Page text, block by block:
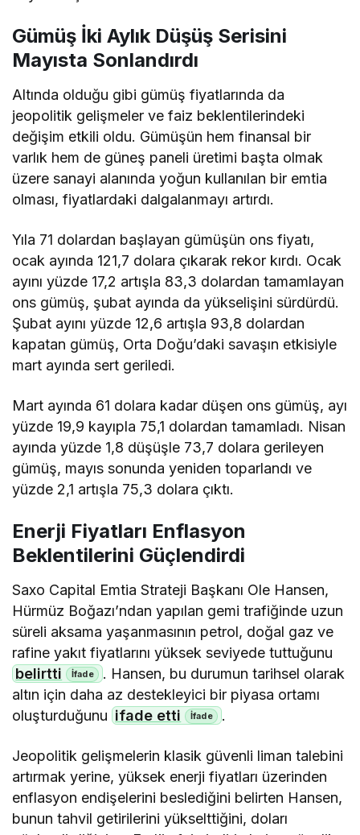
Gümüş İki Aylık Düşüş Serisini
Mayısta Sonlandırdı
Altında olduğu gibi gümüş fiyatlarında da
jeopolitik gelişmeler ve faiz beklentilerindeki
değişim etkili oldu. Gümüşün hem finansal bir
varlık hem de güneş paneli üretimi başta olmak
üzere sanayi alanında yoğun kullanılan bir emtia
olması, fiyatlardaki dalgalanmayı artırdı.
Yıla 71 dolardan başlayan gümüşün ons fiyatı,
ocak ayında 121,7 dolara çıkarak rekor kırdı. Ocak
ayını yüzde 17,2 artışla 83,3 dolardan tamamlayan
ons gümüş, şubat ayında da yükselişini sürdürdü.
Şubat ayını yüzde 12,6 artışla 93,8 dolardan
kapatan gümüş, Orta Doğu’daki savaşın etkisiyle
mart ayında sert geriledi.
Mart ayında 61 dolara kadar düşen ons gümüş, ayı
yüzde 19,9 kayıpla 75,1 dolardan tamamladı. Nisan
ayında yüzde 1,8 düşüşle 73,7 dolara gerileyen
gümüş, mayıs sonunda yeniden toparlandı ve
yüzde 2,1 artışla 75,3 dolara çıktı.
Enerji Fiyatları Enflasyon
Beklentilerini Güçlendirdi
Saxo Capital Emtia Strateji Başkanı Ole Hansen,
Hürmüz Boğazı’ndan yapılan gemi trafiğinde uzun
süreli aksama yaşanmasının petrol, doğal gaz ve
rafine yakıt fiyatlarını yüksek seviyede tuttuğunu
belirtti
. Hansen, bu durumun tarihsel olarak
altın için daha az destekleyici bir piyasa ortamı
oluşturduğunu ifade etti .
Jeopolitik gelişmelerin klasik güvenli liman talebini
artırmak yerine, yüksek enerji fiyatları üzerinden
enflasyon endişelerini beslediğini belirten Hansen,
bunun tahvil getirilerini yükselttiğini, doları